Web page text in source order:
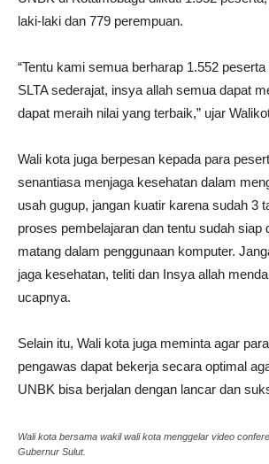
laki-laki dan 779 perempuan.
“Tentu kami semua berharap 1.552
SLTA sederajat, insya allah semua dapat
dapat meraih nilai yang terbaik,” ujar
Wali kota juga berpesan kepada para
senantiasa menjaga kesehatan dalam
usah gugup, jangan kuatir karena sudah 3
proses pembelajaran dan tentu sudah siap
matang dalam penggunaan komputer.
jaga kesehatan, teliti dan Insya allah
ucapnya.
Selain itu, Wali kota juga meminta agar
pengawas dapat bekerja secara optimal
UNBK bisa berjalan dengan lancar dan
Wali kota bersama wakil wali kota menggelar video
Gubernur Sulut.